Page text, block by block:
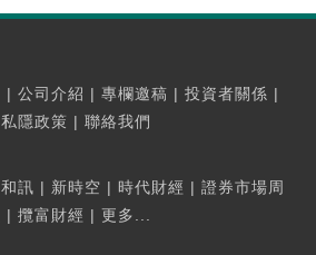
| 公司介紹 | 專欄邀稿 | 投資者關係 |
私隱政策 | 聯絡我們
和訊 | 新時空 | 時代財經 | 證券市場周
| 攬富財經 | 更多...